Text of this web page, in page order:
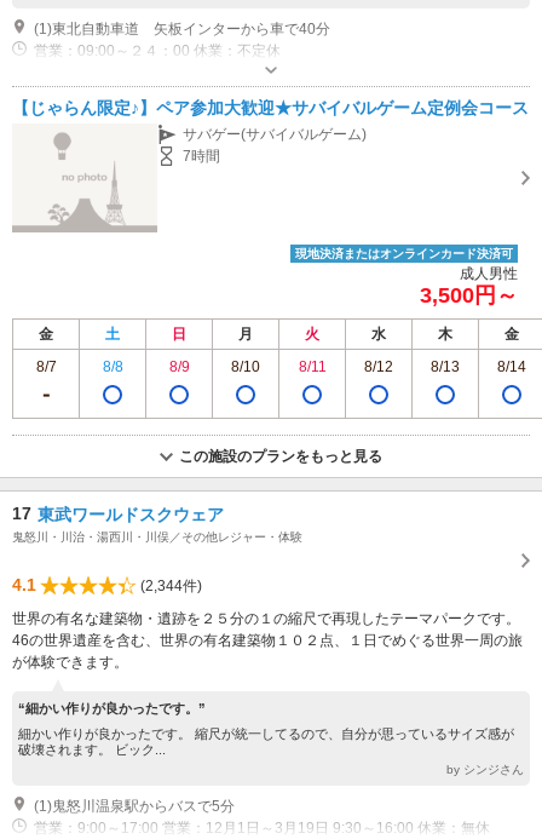
(1)東北自動車道 矢板インターから車で40分
営業：09:00～２４：00 休業：不定休
【じゃらん限定♪】ペア参加大歓迎★サバイバルゲーム定例会コース
サバゲー(サバイバルゲーム)
7時間
現地決済またはオンラインカード決済可
成人男性
3,500円～
金 土 日 月 火 水 木
金
8/7
8/8 8/9 8/10 8/11 8/12 8/13 8/14
この施設のプランをもっと見る
17 東武ワールドスクウェア
鬼怒川・川治・湯西川・川俣／その他レジャー・体験
4.1
(2,344件)
世界の有名な建築物・遺跡を２５分の１の縮尺で再現したテーマパークです。
46の世界遺産を含む、世界の有名建築物１０２点、１日でめぐる世界一周の旅
が体験できます。
“細かい作りが良かったです。”
細かい作りが良かったです。 縮尺が統一してるので、自分が思っているサイズ感が
破壊されます。 ビック...
by シンジさん
(1)鬼怒川温泉駅からバスで5分
営業：9:00～17:00 営業：12月1日～3月19日 9:30～16:00 休業：無休